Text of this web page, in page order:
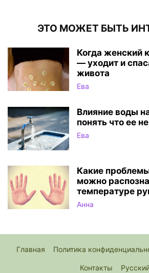
ЭТО МОЖЕТ БЫТЬ
Когда женский
— уходит и
живота
Ева
Влияние воды
понять что ее
Ева
Какие
можно
температуре
Анна
Главная Политика
Контакты